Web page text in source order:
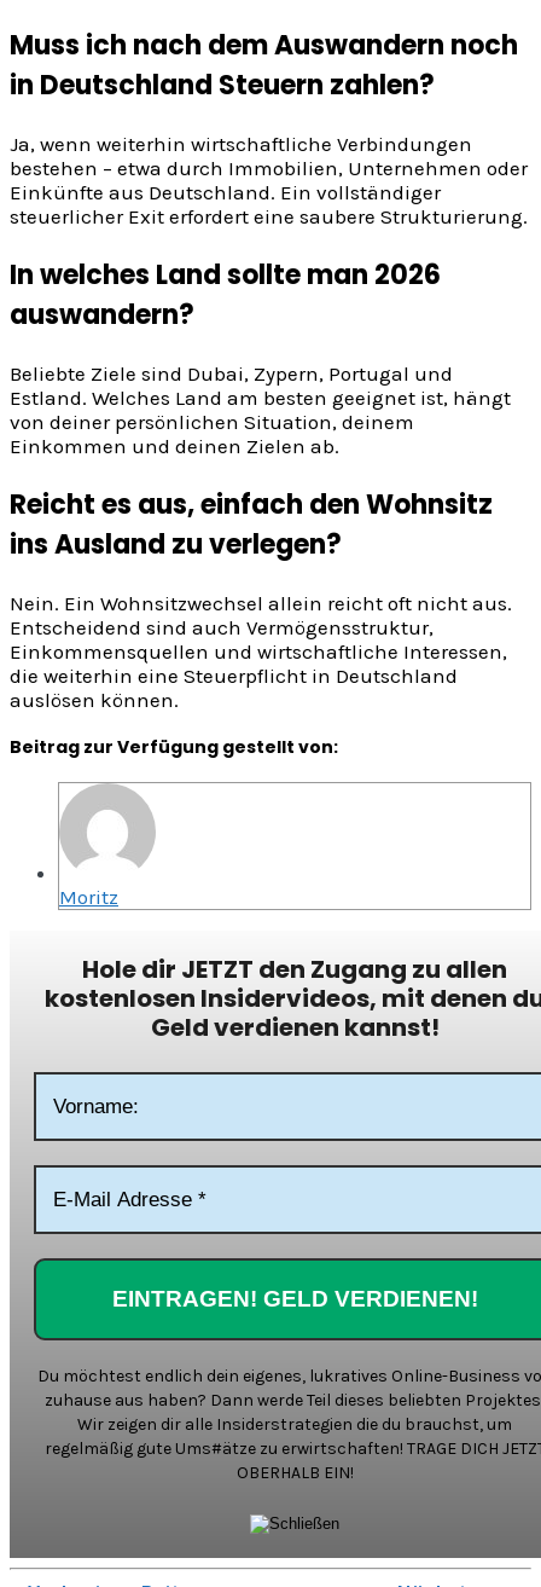
Muss ich nach dem Auswandern noch
in Deutschland Steuern zahlen?
Ja, wenn weiterhin wirtschaftliche Verbindungen
bestehen – etwa durch Immobilien, Unternehmen oder
Einkünfte aus Deutschland. Ein vollständiger
steuerlicher Exit erfordert eine saubere Strukturierung.
In welches Land sollte man 2026
auswandern?
Beliebte Ziele sind Dubai, Zypern, Portugal und
Estland. Welches Land am besten geeignet ist, hängt
von deiner persönlichen Situation, deinem
Einkommen und deinen Zielen ab.
Reicht es aus, einfach den Wohnsitz
ins Ausland zu verlegen?
Nein. Ein Wohnsitzwechsel allein reicht oft nicht aus.
Entscheidend sind auch Vermögensstruktur,
Einkommensquellen und wirtschaftliche Interessen,
die weiterhin eine Steuerpflicht in Deutschland
auslösen können.
Beitrag zur Verfügung gestellt von:
Moritz
Hole dir JETZT den Zugang zu allen
kostenlosen Insidervideos, mit denen
Geld verdienen kannst!
Du möchtest endlich dein eigenes, lukratives Online-Business
zuhause aus haben? Dann werde Teil dieses beliebten
Wir zeigen dir alle Insiderstrategien die du brauchst, um
regelmäßig gute Ums#ätze zu erwirtschaften! TRAGE DICH
OBERHALB EIN!